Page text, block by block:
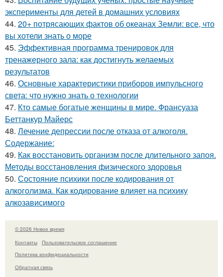
эксперименты для детей в домашних условиях
44. 20+ потрясающих фактов об океанах Земли: все, что
вы хотели знать о море
45. Эффективная программа тренировок для
тренажерного зала: как достигнуть желаемых
результатов
46. Основные характеристики приборов импульсного
света: что нужно знать о технологии
47. Кто самые богатые женщины в мире. Франсуаза
Беттанкур Майерс
48. Лечение депрессии после отказа от алкоголя.
Содержание:
49. Как восстановить организм после длительного запоя.
Методы восстановления физического здоровья
50. Состояние психики после кодирования от
алкоголизма. Как кодирование влияет на психику
алкозависимого
© 2026 Новое время
Контакты
Пользовательское соглашение
Политика конфидециальности
Обратная связь